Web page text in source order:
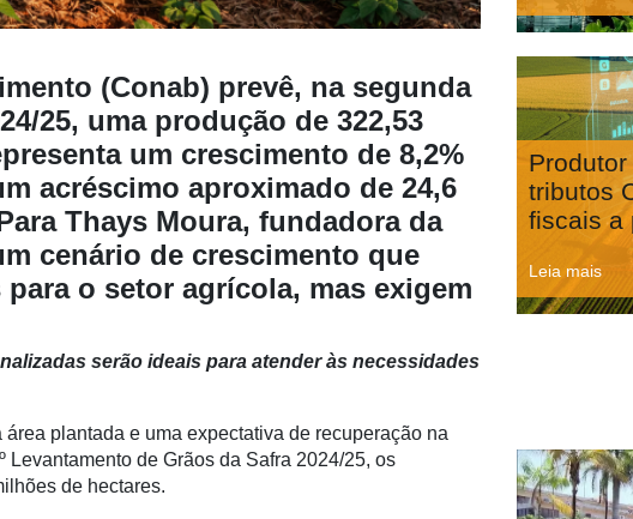
(Conab) prevê, na segunda
25, uma produção de 322,53
um crescimento de 8,2%
acréscimo aproximado de 24,6
Thays Moura, fundadora da
cenário de crescimento que
o setor agrícola, mas exigem
serão ideais para atender às necessidades
plantada e uma expectativa de recuperação na
de Grãos da Safra 2024/25, os
de hectares.
tributos
fiscais a
Leia mais